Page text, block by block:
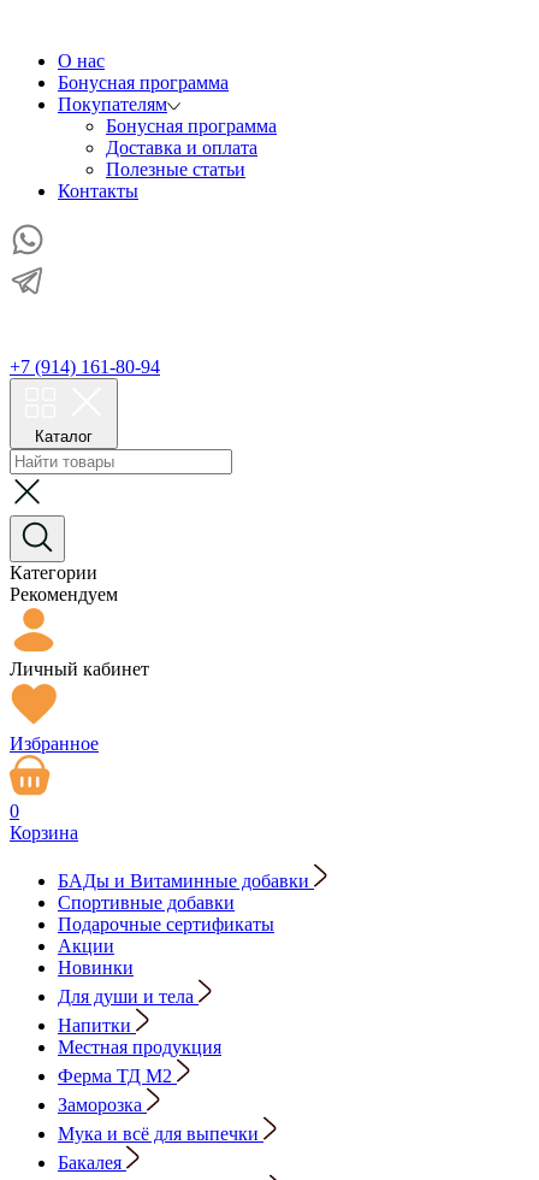
О нас
Бонусная программа
Покупателям
Бонусная программа
Доставка и оплата
Полезные статьи
Контакты
+7 (914) 161-80-94
Каталог
Категории
Рекомендуем
Личный кабинет
Избранное
0
Корзина
БАДы и Витаминные добавки
Спортивные добавки
Подарочные сертификаты
Акции
Новинки
Для души и тела
Напитки
Местная продукция
Ферма ТД М2
Заморозка
Мука и всё для выпечки
Бакалея